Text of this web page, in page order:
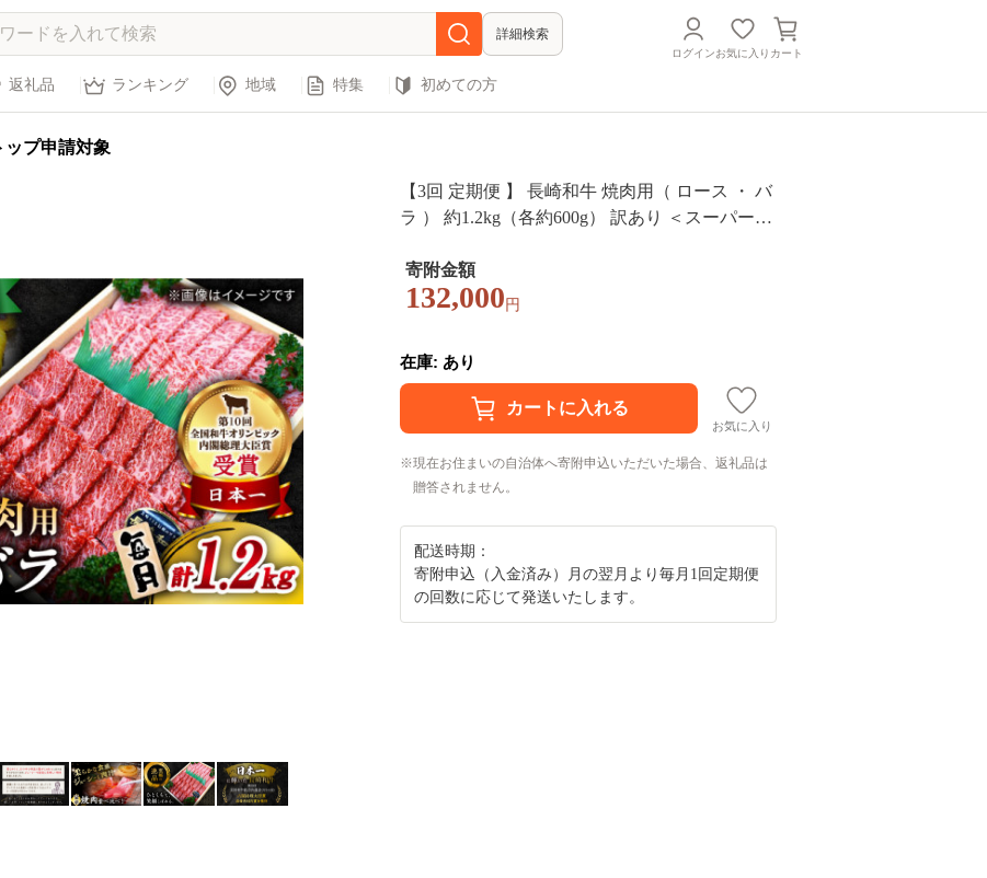
詳細検索
ログインお気に入り カート
返礼品 ランキング 地域 特集 初めての方
プ申請対象
【3回 定期便 】 長崎和牛 焼肉用（ ロース ・ バ
ラ ） 約1.2kg（各約600g） 訳あり ＜スーパーウ
寄附金額
132,000 円
在庫: あり
お気に入り
現在お住まいの自治体へ寄附申込いただいた場合、返礼品は
贈答されません。
配送時期：
寄附申込（入金済み）月の翌月より毎月1回定期便
の回数に応じて発送いたします。